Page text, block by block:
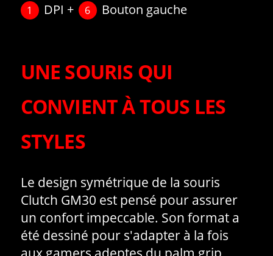
1 DPI + 6 Bouton gauche
UNE SOURIS QUI
CONVIENT À TOUS LES
STYLES
Le design symétrique de la souris
Clutch GM30 est pensé pour assurer
un confort impeccable. Son format a
été dessiné pour s'adapter à la fois